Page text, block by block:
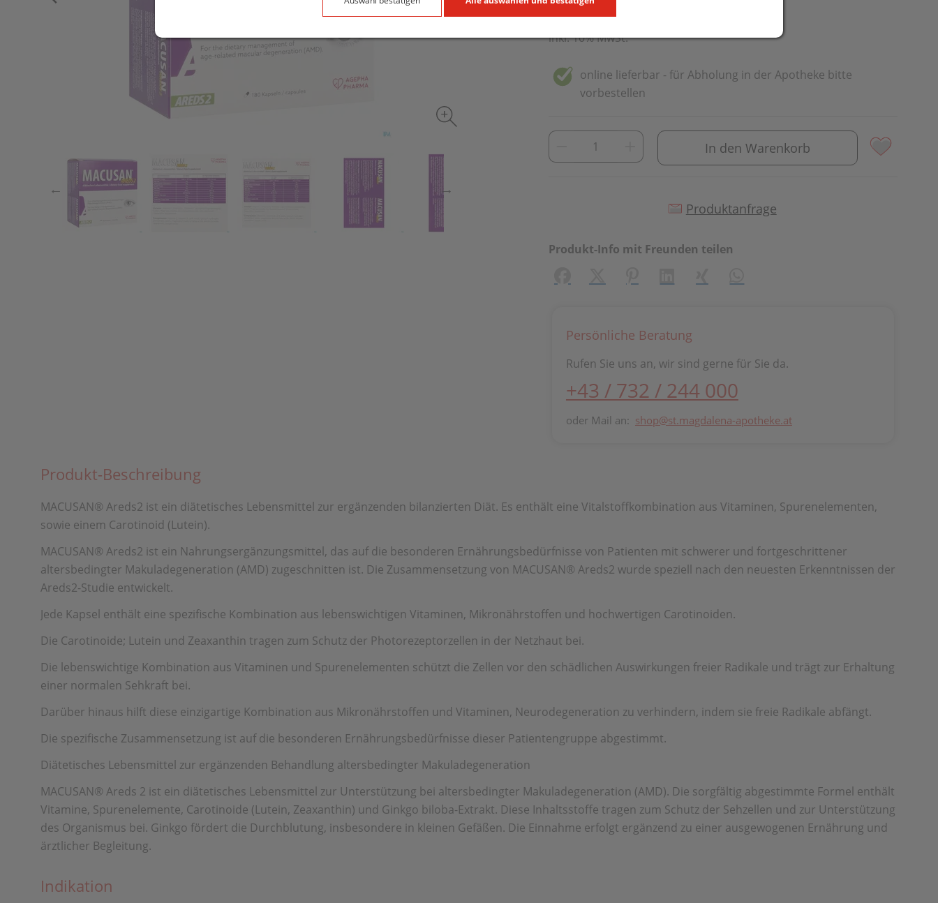
inkl. 10% MwSt.
online lieferbar - für Abholung in der Apotheke bitte
vorbestellen
In den Warenkorb
Produktanfrage
Produkt-Info mit Freunden teilen
Persönliche Beratung
Rufen Sie uns an, wir sind gerne für Sie da.
+43 / 732 / 244 000
oder Mail an: shop@st.magdalena-apotheke.at
Produkt-Beschreibung
MACUSAN® Areds2 ist ein diätetisches Lebensmittel zur ergänzenden bilanzierten Diät. Es enthält eine Vitalstoffkombination aus Vitaminen, Spurenelementen,
sowie einem Carotinoid (Lutein).
MACUSAN® Areds2 ist ein Nahrungsergänzungsmittel, das auf die besonderen Ernährungsbedürfnisse von Patienten mit schwerer und fortgeschrittener
altersbedingter Makuladegeneration (AMD) zugeschnitten ist. Die Zusammensetzung von MACUSAN® Areds2 wurde speziell nach den neuesten Erkenntnissen der
Areds2-Studie entwickelt.
Jede Kapsel enthält eine spezifische Kombination aus lebenswichtigen Vitaminen, Mikronährstoffen und hochwertigen Carotinoiden.
Die Carotinoide; Lutein und Zeaxanthin tragen zum Schutz der Photorezeptorzellen in der Netzhaut bei.
Die lebenswichtige Kombination aus Vitaminen und Spurenelementen schützt die Zellen vor den schädlichen Auswirkungen freier Radikale und trägt zur Erhaltung
einer normalen Sehkraft bei.
Darüber hinaus hilft diese einzigartige Kombination aus Mikronährstoffen und Vitaminen, Neurodegeneration zu verhindern, indem sie freie Radikale abfängt.
Die spezifische Zusammensetzung ist auf die besonderen Ernährungsbedürfnisse dieser Patientengruppe abgestimmt.
Diätetisches Lebensmittel zur ergänzenden Behandlung altersbedingter Makuladegeneration
MACUSAN® Areds 2 ist ein diätetisches Lebensmittel zur Unterstützung bei altersbedingter Makuladegeneration (AMD). Die sorgfältig abgestimmte Formel enthält
Vitamine, Spurenelemente, Carotinoide (Lutein, Zeaxanthin) und Ginkgo biloba-Extrakt. Diese Inhaltsstoffe tragen zum Schutz der Sehzellen und zur Unterstützung
des Organismus bei. Ginkgo fördert die Durchblutung, insbesondere in kleinen Gefäßen. Die Einnahme erfolgt ergänzend zu einer ausgewogenen Ernährung und
ärztlicher Begleitung.
Indikation